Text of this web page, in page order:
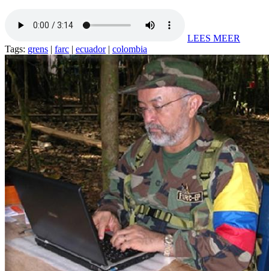
LEES MEER
Tags: grens farc ecuador| colombia